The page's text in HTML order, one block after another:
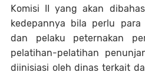
Komisi II yang akan
kedepannya bila perlu para
dan pelaku peternakan
pelatihan-pelatihan
diinisiasi oleh dinas terkait